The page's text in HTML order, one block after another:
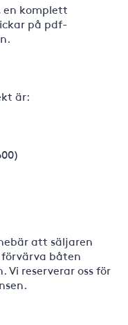
en komplett
på pdf-
är:
att säljaren
båten
Vi reserverar oss för